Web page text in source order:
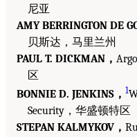
尼亚
AMY BERRINGTON DE
贝斯达，马里兰州
PAUL T. DICKMAN，
区
BONNIE D. JENKINS， 1
Security，华盛顿特区
STEPAN KALMYKOV，